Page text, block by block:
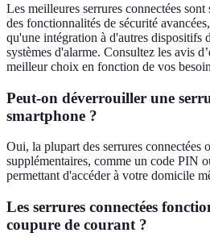
Les meilleures serrures connectées
des fonctionnalités de sécurité
qu'une intégration à d'autres dispositifs
systèmes d'alarme. Consultez les avis
meilleur choix en fonction de vos
Peut-on déverrouiller une
smartphone ?
Oui, la plupart des serrures connectées
supplémentaires, comme un code PIN
permettant d'accéder à votre domicile
Les serrures connectées
coupure de courant ?